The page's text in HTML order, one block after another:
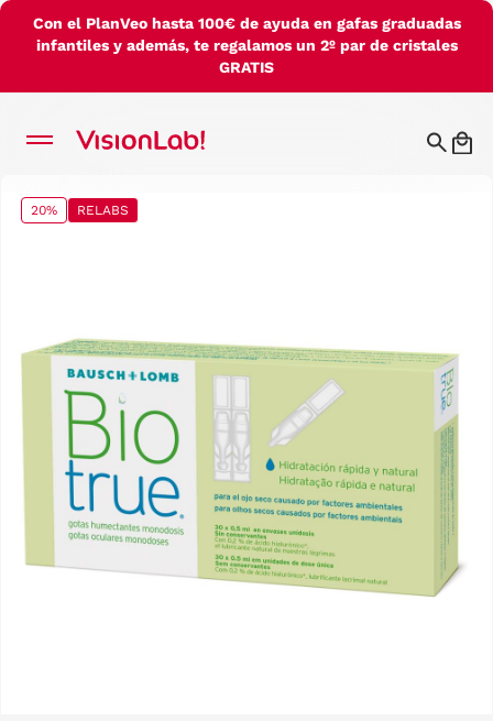
Con el PlanVeo hasta 100€ de ayuda en gafas graduadas
infantiles y además, te regalamos un 2º par de cristales
GRATIS
20% RELABS